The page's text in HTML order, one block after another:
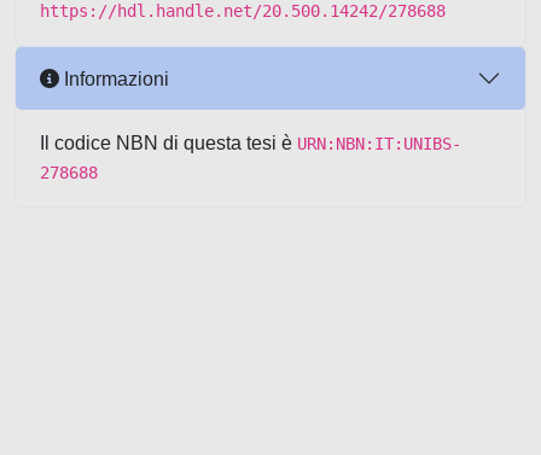
https://hdl.handle.net/20.500.14242/278688
Informazioni
Il codice NBN di questa tesi è URN:NBN:IT:UNIBS-
278688